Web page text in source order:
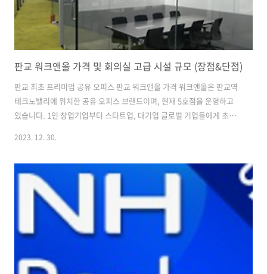
판교 워크앤올 가격 및 회의실 고급 시설 규모 (장점&단점)
판교 최초 프리미엄 공유 오피스 판교 워크앤올 가격 워크앤올은 판교역
테크노밸리에 위치한 공유 오피스 브랜드이며, 현재 5호점을 운영하고
있습니다. 1인 창업기업부터 스타트업, 대기업 글로벌 기업들에게 초역
규모 공간을 운영하고 있습니다. 판교 워크앤올 정보 2인 ~ 100인까지
스 O 전용 사무실 한정 청소 서비스 O 세무, 회계, 법무, 특허, 투자 유치
지원 판교 워크앤올에 입주하시려는 프리랜서 및 사업가분들은 아래 홈
페이지에서 자세한 지원 서비스를 확인할 수 있습니다. 공유 사무실 가격
은 입주자의 수와 오피스 컨디션에 따라 달라집니다. 정확한 공유 오피
스..
2023. 12. 30.